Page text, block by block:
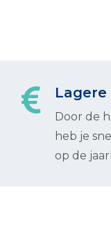
Door de
heb je
op de